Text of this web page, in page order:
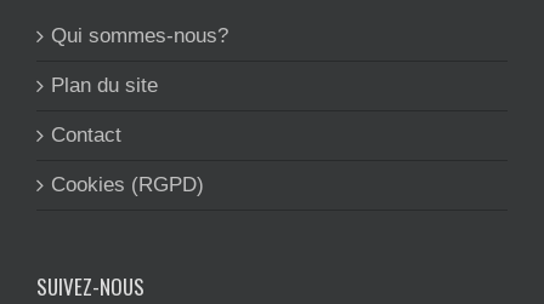
Qui sommes-nous?
Plan du site
Contact
Cookies (RGPD)
SUIVEZ-NOUS